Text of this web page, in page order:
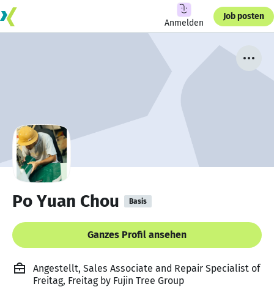
Anmelden
Job posten
Po Yuan Chou Basis
Ganzes Profil ansehen
Angestellt, Sales Associate and Repair Specialist of
Freitag, Freitag by Fujin Tree Group